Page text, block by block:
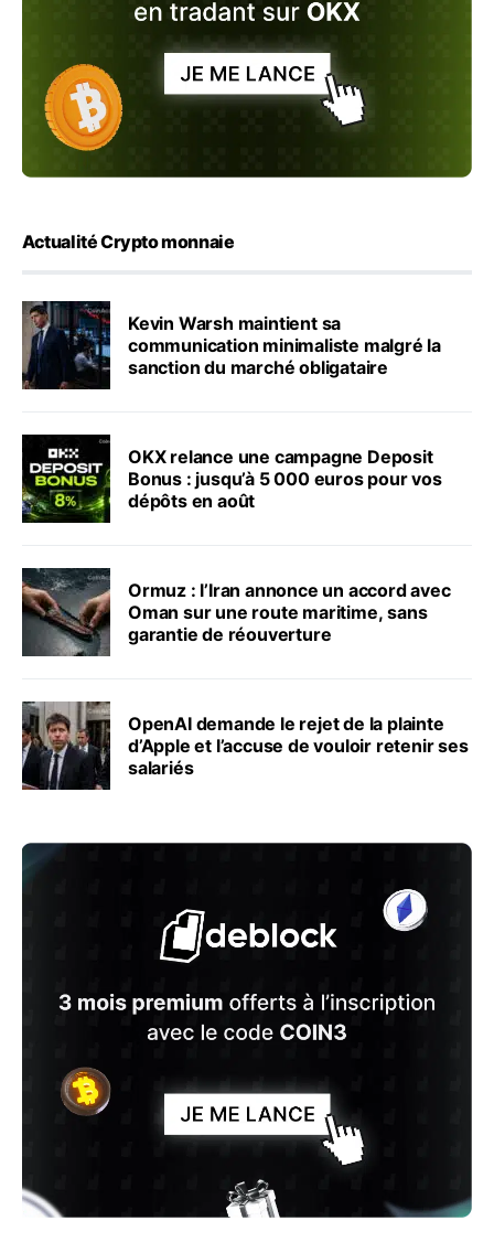
Actualité Crypto monnaie
Kevin Warsh maintient sa
communication minimaliste malgré la
sanction du marché obligataire
OKX relance une campagne Deposit
Bonus : jusqu’à 5 000 euros pour vos
dépôts en août
Ormuz : l’Iran annonce un accord avec
Oman sur une route maritime, sans
garantie de réouverture
OpenAI demande le rejet de la plainte
d’Apple et l’accuse de vouloir retenir ses
salariés